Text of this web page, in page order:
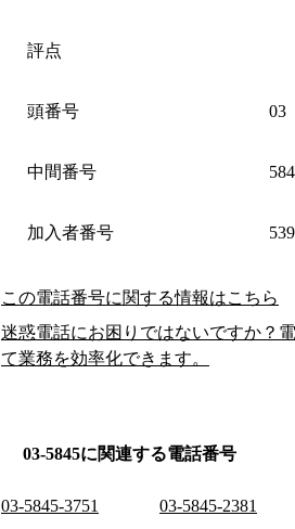
評点
頭番号 03
中間番号
加入者番号
この電話番号に関する情報はこちら
迷惑電話にお困りではないですか？
て業務を効率化できます。
03-5845に関連する電話番号
03-5845-3751 03-5845-2381